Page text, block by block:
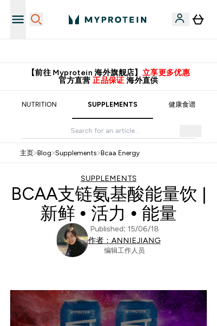
【前往 Myprotein 海外旗舰店】 立享更多优惠
官方直营 正品保证 海外直供
NUTRITION SUPPLEMENTS 健康食谱
主页>Blog>Supplements>Bcaa Energy
SUPPLEMENTS
BCAA支链氨基酸能量饮 |
新鲜 • 活力 • 能量
Published: 15/06/18
作者：ANNIEJIANG
编辑工作人员